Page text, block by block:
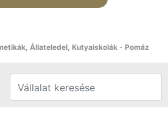
Állateledel, Kutyaiskolák - Pomáz